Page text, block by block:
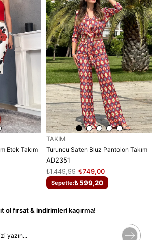
Etek Takım
TAKIM
Turuncu Saten Bluz Pantolon Takım
AD2351
₺749,00
₺1.449,99
Sepette:₺599,20
ol fırsat & indirimleri kaçırma!